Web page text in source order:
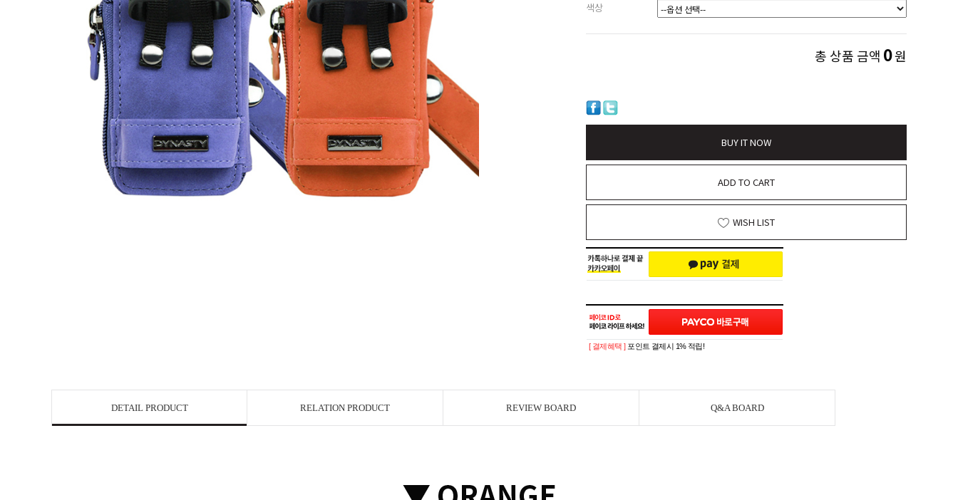
색상
총 상품 금액 0원
BUY IT NOW
ADD TO CART
WISH LIST
[ 결제혜택 ] 포인트 결제시 1% 적립!
DETAIL PRODUCT RELATION PRODUCT REVIEW BOARD Q&A BOARD